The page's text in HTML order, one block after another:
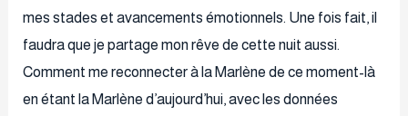
mes stades et avancements émotionnels. Une fois fait, il
faudra que je partage mon rêve de cette nuit aussi.
Comment me reconnecter à la Marlène de ce moment-là
en étant la Marlène d’aujourd’hui, avec les données